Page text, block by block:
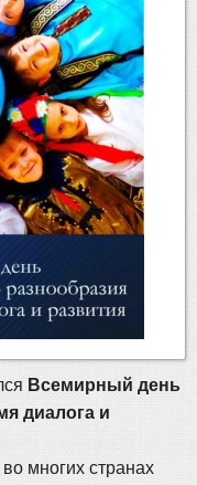
Всемирный день
диалога и
многих странах